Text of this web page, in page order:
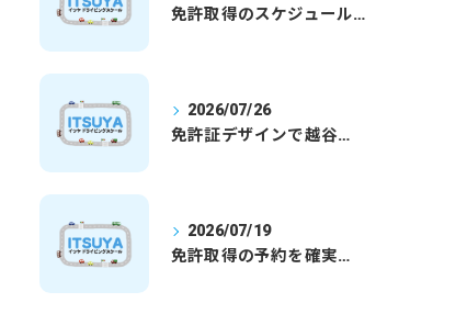
免許取得のスケジュールを徹底解説学生社会人の通学合宿別プランで最短取得のコツ
2026/07/26
免許証デザインで越谷市愛を表現する埼玉県さいたま市越谷市の免許取得完全ガイド
2026/07/19
免許取得の予約を確実に取るための最新ガイドと一発試験合格の実践法